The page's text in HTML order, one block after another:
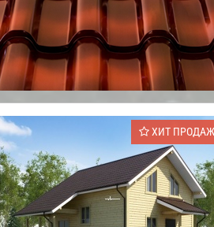
ХИТ ПРОДАЖ